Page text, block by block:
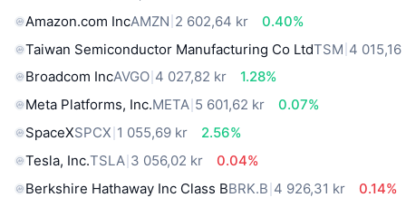
Amazon.com IncAMZN 2 602,64 kr
0.40%
Taiwan Semiconductor Manufacturing Co LtdTSM 4 015,16
Broadcom IncAVGO 4 027,82 kr
1.28%
Meta Platforms, Inc.META 5 601,62 kr
0.07%
SpaceXSPCX 1 055,69 kr
2.56%
Tesla, Inc.TSLA 3 056,02 kr
0.04%
Berkshire Hathaway Inc Class BBRK.B 4 926,31 kr
0.14%